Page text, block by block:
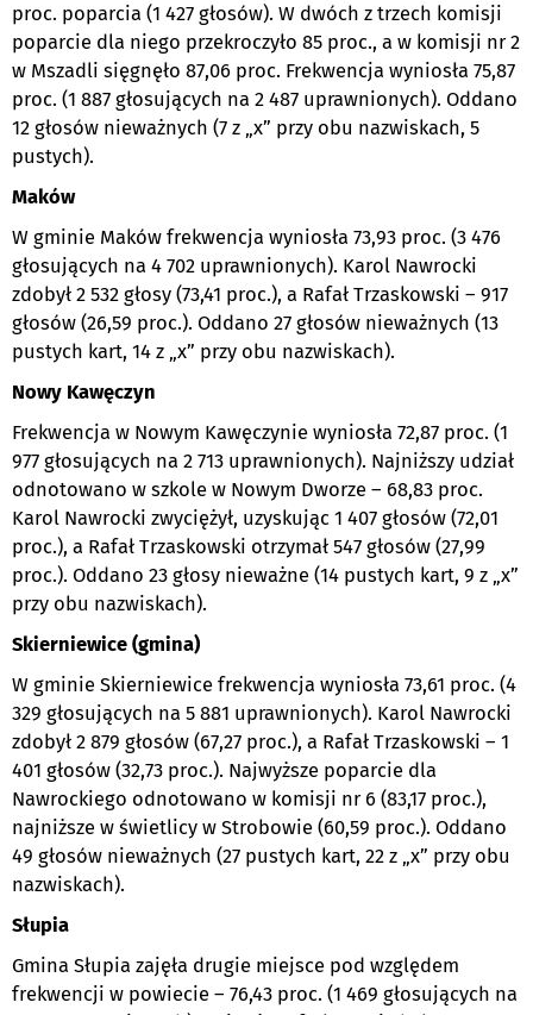
proc. poparcia (1 427 głosów). W dwóch z trzech komisji
poparcie dla niego przekroczyło 85 proc., a w komisji nr 2
w Mszadli sięgnęło 87,06 proc. Frekwencja wyniosła 75,87
proc. (1 887 głosujących na 2 487 uprawnionych). Oddano
12 głosów nieważnych (7 z „x” przy obu nazwiskach, 5
pustych).
Maków
W gminie Maków frekwencja wyniosła 73,93 proc. (3 476
głosujących na 4 702 uprawnionych). Karol Nawrocki
zdobył 2 532 głosy (73,41 proc.), a Rafał Trzaskowski – 917
głosów (26,59 proc.). Oddano 27 głosów nieważnych (13
pustych kart, 14 z „x” przy obu nazwiskach).
Nowy Kawęczyn
Frekwencja w Nowym Kawęczynie wyniosła 72,87 proc. (1
977 głosujących na 2 713 uprawnionych). Najniższy udział
odnotowano w szkole w Nowym Dworze – 68,83 proc.
Karol Nawrocki zwyciężył, uzyskując 1 407 głosów (72,01
proc.), a Rafał Trzaskowski otrzymał 547 głosów (27,99
proc.). Oddano 23 głosy nieważne (14 pustych kart, 9 z „x”
przy obu nazwiskach).
Skierniewice (gmina)
W gminie Skierniewice frekwencja wyniosła 73,61 proc. (4
329 głosujących na 5 881 uprawnionych). Karol Nawrocki
zdobył 2 879 głosów (67,27 proc.), a Rafał Trzaskowski – 1
401 głosów (32,73 proc.). Najwyższe poparcie dla
Nawrockiego odnotowano w komisji nr 6 (83,17 proc.),
najniższe w świetlicy w Strobowie (60,59 proc.). Oddano
49 głosów nieważnych (27 pustych kart, 22 z „x” przy obu
nazwiskach).
Słupia
Gmina Słupia zajęła drugie miejsce pod względem
frekwencji w powiecie – 76,43 proc. (1 469 głosujących na